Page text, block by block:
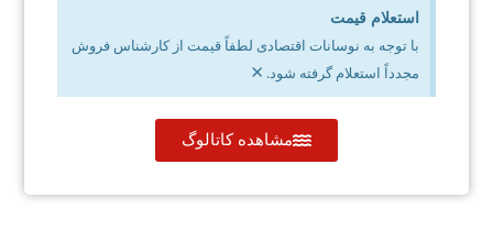
استعلام قیمت
با توجه به نوسانات اقتصادی لطفاً قیمت از کارشناس فروش
مجدداً استعلام گرفته شود. ×
مشاهده کاتالوگ